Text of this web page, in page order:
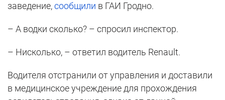
заведение,сообщили в ГАИ Гродно.
– А водки сколько? – спросил инспектор.
– Нисколько, – ответил водитель Renault.
Водителя отстранили от управления и доставили
в медицинское учреждение для прохождения